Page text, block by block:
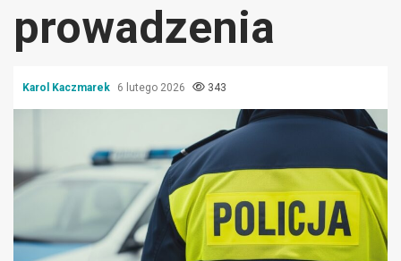
prowadzenia
Karol Kaczmarek 6 lutego 2026 343